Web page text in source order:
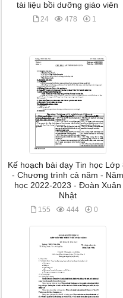
tài liệu bồi dưỡng giáo viên
24 478 1
Kế hoạch bài dạy Tin học Lớp
- Chương trình cả năm - Năm
học 2022-2023 - Đoàn Xuân
Nhật
155 444 0